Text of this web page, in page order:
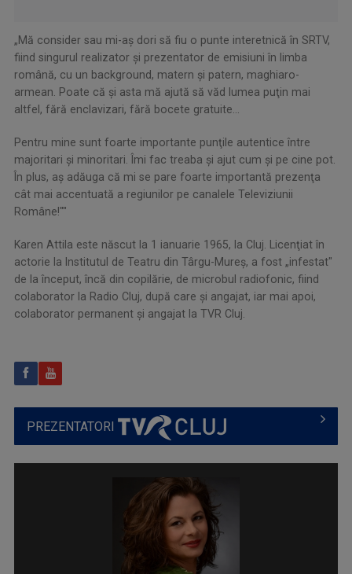
„Mă consider sau mi-aş dori să fiu o punte interetnică în SRTV,
fiind singurul realizator şi prezentator de emisiuni în limba
română, cu un background, matern şi patern, maghiaro-
armean. Poate că şi asta mă ajută să văd lumea puţin mai
altfel, fără enclavizari, fără bocete gratuite...
Pentru mine sunt foarte importante punţile autentice între
majoritari şi minoritari. Îmi fac treaba şi ajut cum şi pe cine pot.
În plus, aş adăuga că mi se pare foarte importantă prezenţa
cât mai accentuată a regiunilor pe canalele Televiziunii
Române!""
Karen Attila este născut la 1 ianuarie 1965, la Cluj. Licenţiat în
actorie la Institutul de Teatru din Târgu-Mureş, a fost „infestat"
de la început, încă din copilărie, de microbul radiofonic, fiind
colaborator la Radio Cluj, după care şi angajat, iar mai apoi,
colaborator permanent şi angajat la TVR Cluj.
PREZENTATORI